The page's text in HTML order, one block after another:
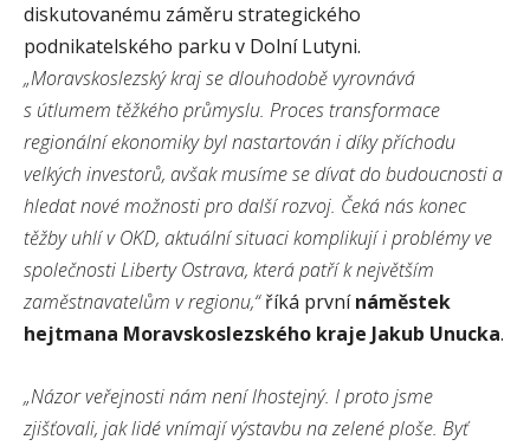
diskutovanému záměru strategického
podnikatelského parku v Dolní Lutyni.
„Moravskoslezský kraj se dlouhodobě vyrovnává
s útlumem těžkého průmyslu. Proces transformace
regionální ekonomiky byl nastartován i díky příchodu
velkých investorů, avšak musíme se dívat do budoucnosti a
hledat nové možnosti pro další rozvoj. Čeká nás konec
těžby uhlí v OKD, aktuální situaci komplikují i problémy ve
společnosti Liberty Ostrava, která patří k největším
zaměstnavatelům v regionu,“říká prvnínáměstek
hejtmana Moravskoslezského kraje Jakub Unucka.
„Názor veřejnosti nám není lhostejný. I proto jsme
zjišťovali, jak lidé vnímají výstavbu na zelené ploše. Byť